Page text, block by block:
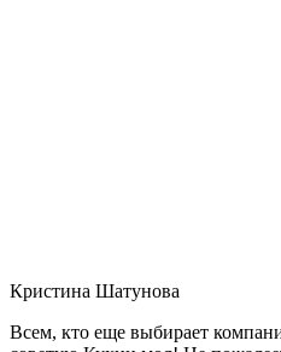
Кристина Шатунова
Всем, кто еще выбирает